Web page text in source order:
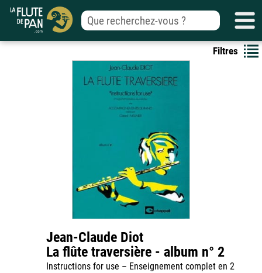
Filtres
Jean-Claude Diot
La flûte traversière - album n° 2
Instructions for use – Enseignement complet en 2